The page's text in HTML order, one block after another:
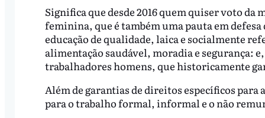
Significa que desde 2016 quem quiser voto
feminina, que é também uma pauta em
educação de qualidade, laica e socialmente
alimentação saudável, moradia e segurança:
trabalhadores homens, que historicamente
Além de garantias de direitos específicos para
para o trabalho formal, informal e o não